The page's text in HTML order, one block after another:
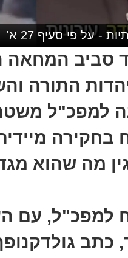
- על פי סעיף 27 א'
סביב המחאה
יהדות התורה
למפכ"ל
בחקירה
מה שהוא
עם
כתב